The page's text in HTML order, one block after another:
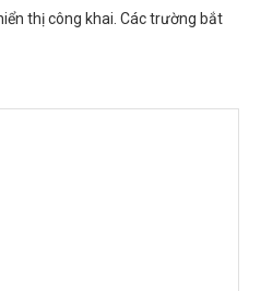
thị công khai. Các trường bắt